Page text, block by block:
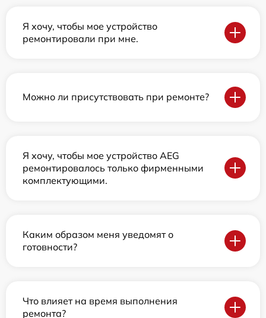
Я хочу, чтобы мое устройство
ремонтировали при мне.
Можно ли присутствовать при ремонте?
Я хочу, чтобы мое устройство AEG
ремонтировалось только фирменными
комплектующими.
Каким образом меня уведомят о
готовности?
Что влияет на время выполнения
ремонта?